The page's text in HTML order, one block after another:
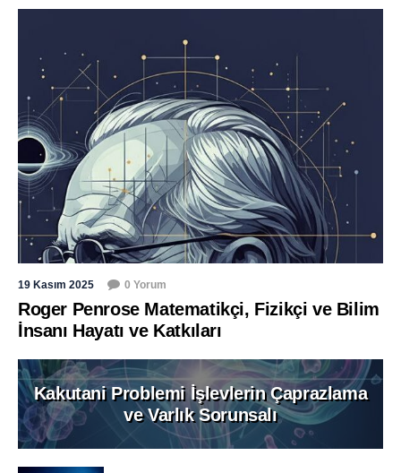
19 Kasım 2025 0 Yorum
Roger Penrose Matematikçi, Fizikçi ve Bilim
İnsanı Hayatı ve Katkıları
Kakutani Problemi İşlevlerin Çaprazlama
ve Varlık Sorunsalı